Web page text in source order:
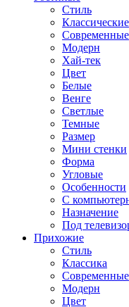
Стиль
Классические
Современные
Модерн
Хай-тек
Цвет
Белые
Венге
Светлые
Темные
Размер
Мини стенки
Форма
Угловые
Особенности
С
Назначение
Под
Прихожие
Стиль
Классика
Современные
Модерн
Цвет